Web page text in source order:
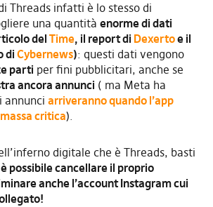
Threads infatti è lo stesso di
una quantità enorme di dati
del Time, il report di Dexertoe il
di Cybernews): questi dati vengono
parti per fini pubblicitari, anche se
ancora annunci ( ma Meta ha
annunci arriveranno quando l’app
critica).
digitale che è Threads, basti
possibile cancellare il proprio
anche l’accountInstagram cui